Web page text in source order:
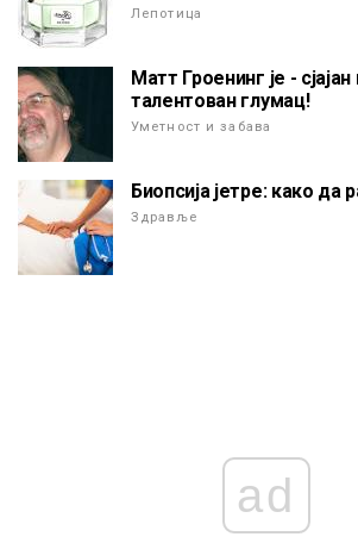
Лепотица
Матт Гроенинг је -
талентован глумац!
Уметност и забава
Биопсија јетре: како да
Здравље
ad